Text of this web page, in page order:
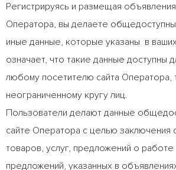
Регистрируясь и размещая
Оператора, вы делаете
иные данные, которые указаны в
означает, что такие данные доступны
любому посетителю сайта Оператора,
неограниченному кругу лиц.
Пользователи делают данные
сайте Оператора с целью заключения
товаров, услуг, предложений о работе
предложений, указанных в